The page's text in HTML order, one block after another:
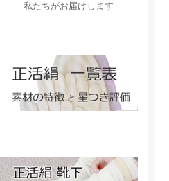
私たちがお届けします